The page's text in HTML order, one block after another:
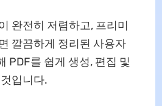
완전히 저렴하고, 프리미
깔끔하게 정리된 사용자
PDF를 쉽게 생성, 편집 및
입니다.